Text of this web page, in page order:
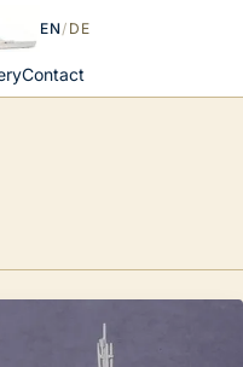
Contact
EN/ DE